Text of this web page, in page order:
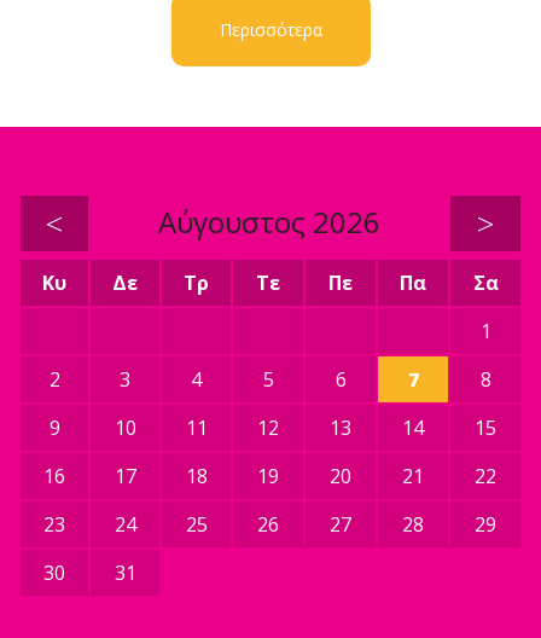
Περισσότερα
< Αύγουστος 2026 >
Κυ Δε Τρ Τε Πε Πα
Σα
1
2
3 4 5 6 7
8
9
10 11 12 13 14
15
16
17 18 19 20 21
22
23
24 25 26 27 28
29
30
31